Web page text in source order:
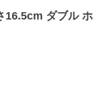
16.5cm ダブル ホ